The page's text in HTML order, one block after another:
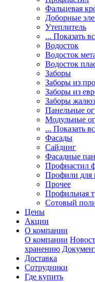
Фальцевая
Доборные
Утеплитель
... Показать
Водосток
Водосток
Водосток
Заборы
Заборы из
Заборы из
Заборы
Панельные
Модульные
... Показать
Фасады
Сайдинг
Фасадные
Профнастил
Профили для
Прочее
Профильная
Сотовый
Цены
Акции
О компании
О компании
хранению
Доставка
Сотрудники
Где купить